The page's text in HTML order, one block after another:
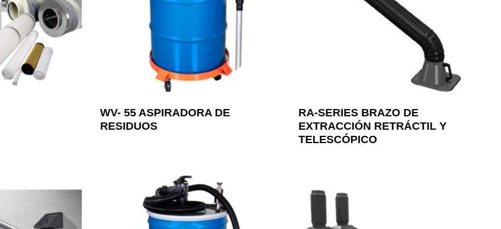
WV- 55 ASPIRADORA DE
RESIDUOS
RA-SERIES BRAZO DE
EXTRACCIÓN RETRÁCTIL Y
TELESCÓPICO